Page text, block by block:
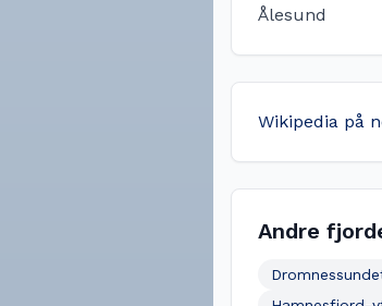
Ålesund
Wikipedia på
Andre